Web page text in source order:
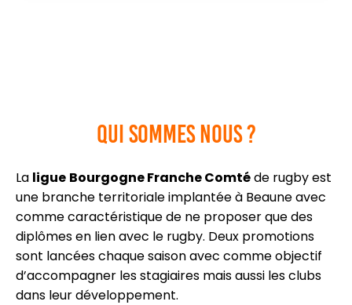
Qui sommes nous ?
La ligue Bourgogne Franche Comtéde rugby est
une branche territoriale implantée à Beaune avec
comme caractéristique de ne proposer que des
diplômes en lien avec le rugby. Deux promotions
sont lancées chaque saison avec comme objectif
d’accompagner les stagiaires mais aussi les clubs
dans leur développement.